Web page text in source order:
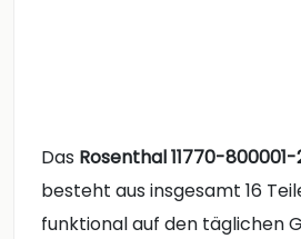
Das Rosenthal11770-800001-
besteht aus insgesamt 16
funktionalauf den täglichen